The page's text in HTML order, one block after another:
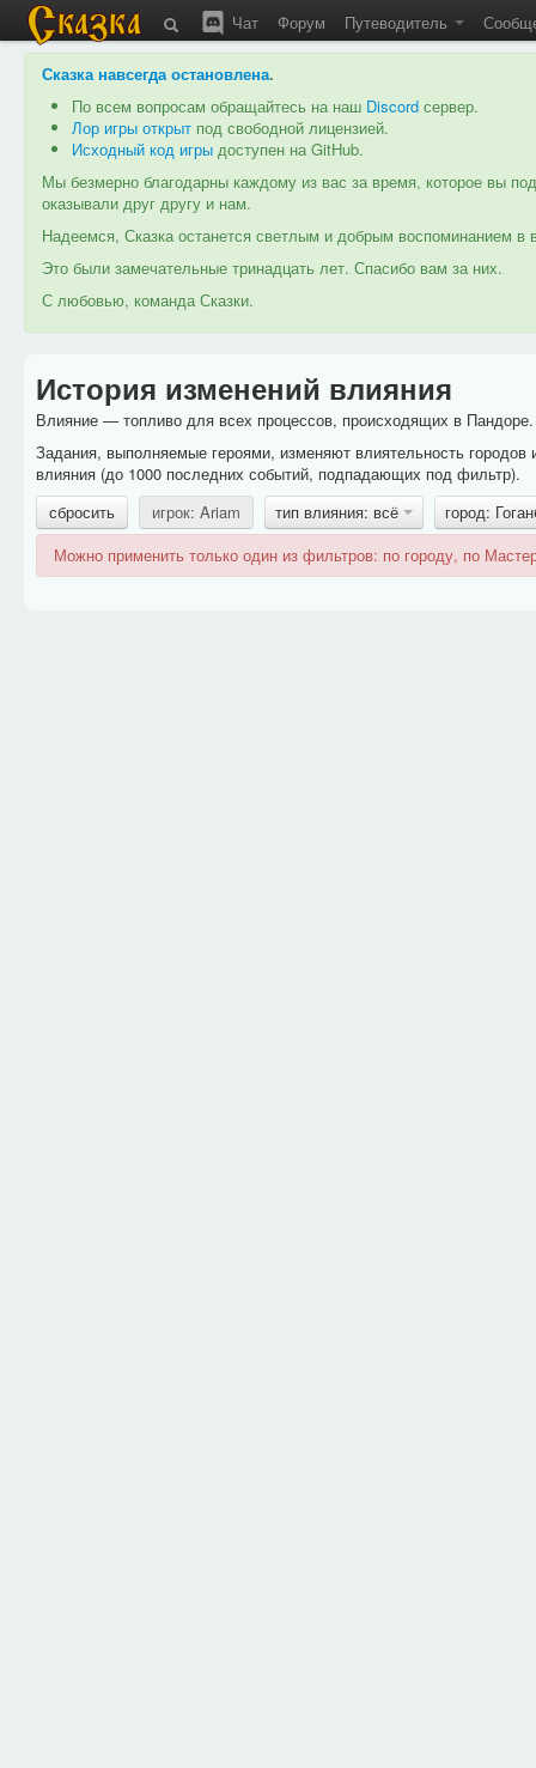
Чат Форум Путеводитель
Сказка навсегда остановлена.
По всем вопросам обращайтесь на наш Discord сервер.
Лор игры открыт под свободной лицензией.
Исходный код игры доступен на GitHub.
Мы безмерно благодарны каждому из вас за время, которое вы
оказывали друг другу и нам.
Надеемся, Сказка останется светлым и добрым воспоминанием
Это были замечательные тринадцать лет. Спасибо вам за них.
С любовью, команда Сказки.
История изменений влияния
Влияние — топливо для всех процессов, происходящих в
Задания, выполняемые героями, изменяют влиятельность
влияния (до 1000 последних событий, подпадающих под фильтр).
сбросить
игрок: Ariam тип влияния: всё
город:
Можно применить только один из фильтров: по городу, по